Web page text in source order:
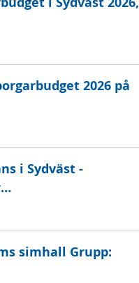
2026 på
i Sydväst -
simhall Grupp: